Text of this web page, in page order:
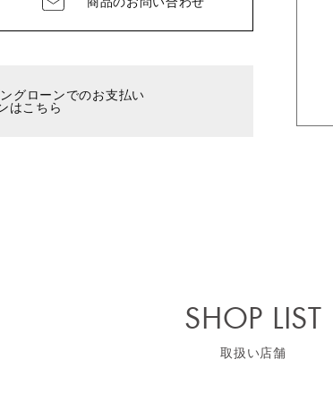
グローンでのお支払い
はこちら
SHOP LIST
取扱い店舗